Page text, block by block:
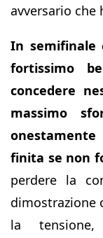
avversario che
In semifinale
fortissimo
concedere
massimo
finita se non
perdere la
dimostrazione
la